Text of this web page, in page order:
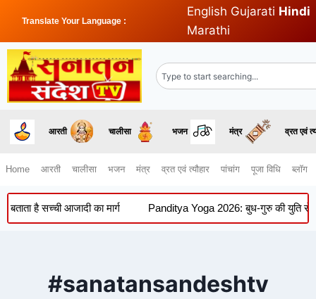
Translate Your Language :
English Gujarati Hindi
Marathi
आरती चालीसा भजन मंत्र व्रत एवं
Home आरती चालीसा भजन मंत्र व्रत एवं त्यौहार पांचांग पूजा विधि ब्लॉग
आजादी का मार्ग Panditya Yoga 2026: बुध-गुरु की युति से बना दुर्लभ
#sanatansandeshtv